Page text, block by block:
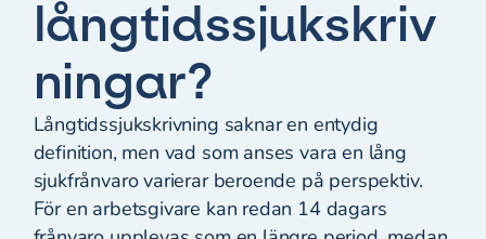
långtidssjukskriv
ningar?
Långtidssjukskrivning saknar en entydig
definition, men vad som anses vara en lång
sjukfrånvaro varierar beroende på perspektiv.
För en arbetsgivare kan redan 14 dagars